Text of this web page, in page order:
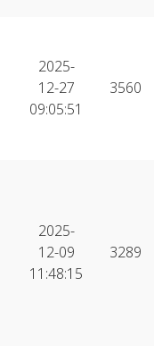
2025-
12-27
09:05:51
3560
2025-
12-09
11:48:15
3289